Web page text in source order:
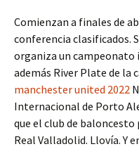
Comienzan a finales de
conferencia clasificados.
organiza un
además River Plate de la
manchester united 2022
Internacional de Porto
que el club de baloncesto
Real Valladolid. Llovía. Y